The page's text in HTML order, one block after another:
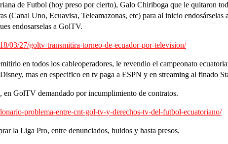
de Futbol (hoy preso por cierto), Galo Chiriboga que le quitaron
(Canal Uno, Ecuavisa, Teleamazonas, etc) para al inicio endosárselas
endosarselas a GolTV.
03/27/goltv-transmitira-torneo-de-ecuador-por-television/
en todos los cableoperadores, le revendio el campeonato
mas en especifico en tv paga a ESPN y en streaming al finado
en GolTV demandado por incumplimiento de contratos.
problema-entre-cnt-gol-tv-y-derechos-tv-del-futbol-ecuatoriano/
la Liga Pro, entre denunciados, huidos y hasta presos.